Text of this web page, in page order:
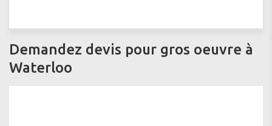
Demandez devis pour gros oeuvre à
Waterloo